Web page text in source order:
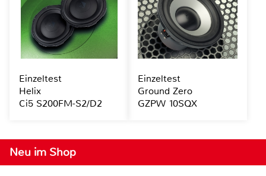
Neu im Shop
Einzeltest
Helix
Ci5 S200FM-S2/D2
Einzeltest
Ground Zero
GZPW 10SQX